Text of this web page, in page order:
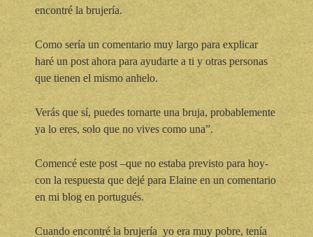
encontré la brujería.
Como sería un comentario muy largo para explicar
haré un post ahora para ayudarte a ti y otras personas
que tienen el mismo anhelo.
Verás que sí, puedes tornarte una bruja, probablemente
ya lo eres, solo que no vives como una”.
Comencé este post –que no estaba previsto para hoy-
con la respuesta que dejé para Elaine en un comentario
en mi blog en portugués.
Cuando encontré la brujería yo era muy pobre, tenía